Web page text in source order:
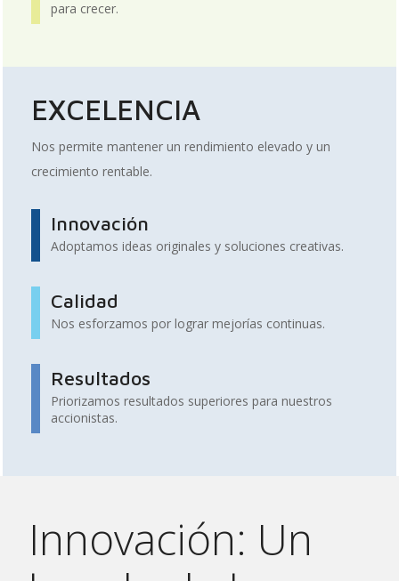
para crecer.
EXCELENCIA
Nos permite mantener un rendimiento elevado y un
crecimiento rentable.
Innovación
Adoptamos ideas originales y soluciones creativas.
Calidad
Nos esforzamos por lograr mejorías continuas.
Resultados
Priorizamos resultados superiores para nuestros
accionistas.
Innovación: Un